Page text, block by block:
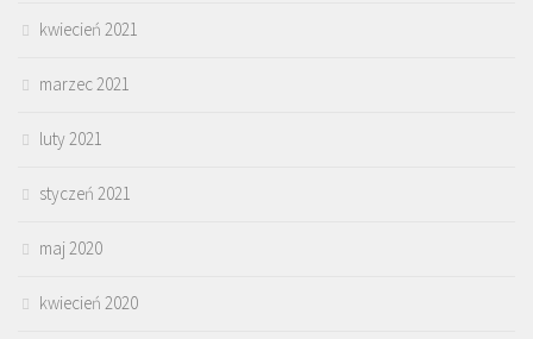
kwiecień 2021
marzec 2021
luty 2021
styczeń 2021
maj 2020
kwiecień 2020